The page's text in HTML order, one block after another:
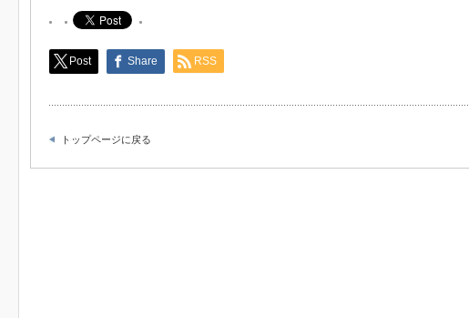
Post Share RSS
トップページに戻る